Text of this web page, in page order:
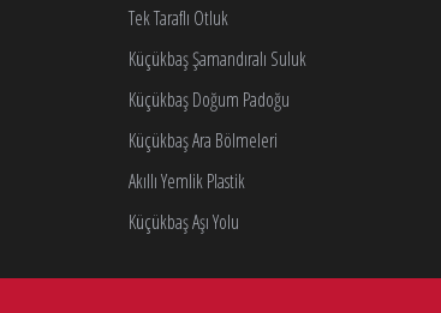
Tek Taraflı Otluk
Küçükbaş Şamandıralı Suluk
Küçükbaş Doğum Padoğu
Küçükbaş Ara Bölmeleri
Akıllı Yemlik Plastik
Küçükbaş Aşı Yolu